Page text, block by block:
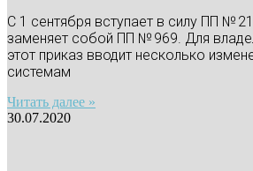
С 1 сентября вступает в силу ПП №
заменяет собой ПП № 969. Для
этот приказ вводит несколько
системам
Читать далее »
30.07.2020